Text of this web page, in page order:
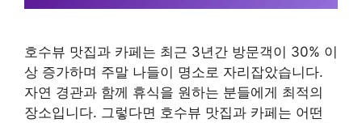
호수뷰 맛집과 카페는 최근 3년간 방문객이 30% 이
상 증가하며 주말 나들이 명소로 자리잡았습니다.
자연 경관과 함께 휴식을 원하는 분들에게 최적의
장소입니다. 그렇다면 호수뷰 맛집과 카페는 어떤